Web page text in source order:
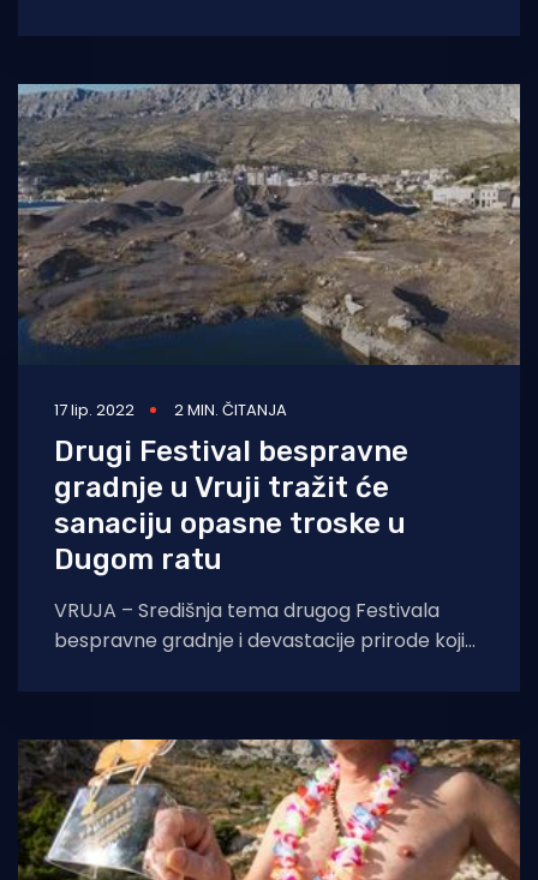
pokroviteljstvo ove manifestacije koji će
17 lip. 2022 2 MIN. ČITANJA
Drugi Festival bespravne
gradnje u Vruji tražit će
sanaciju opasne troske u
Dugom ratu
VRUJA – Središnja tema drugog Festivala
bespravne gradnje i devastacije prirode koji